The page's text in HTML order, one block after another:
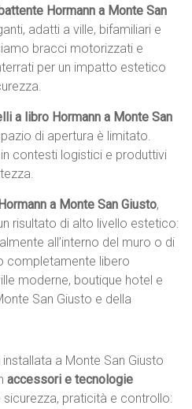
Hormann a Monte San
adatti a ville, bifamiliari e
bracci motorizzati e
per un impatto estetico
a libro Hormann a Monte San
di apertura è limitato.
contesti logistici e produttivi
a Monte San Giusto,
risultato di alto livello estetico:
all’interno del muro o di
completamente libero
moderne, boutique hotel e
San Giusto e della
installata a Monte San Giusto
accessori e tecnologie
sicurezza, praticità e controllo: